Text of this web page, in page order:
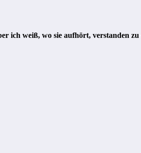
ich weiß, wo sie aufhört, verstanden